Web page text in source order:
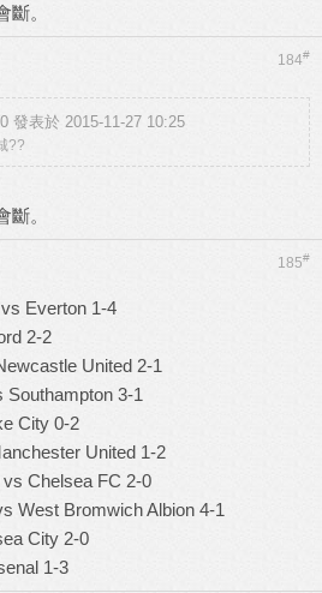
。
184#
發表於 2015-11-27 10:25
??
。
185#
vs Everton 1-4
2-2
United 2-1
3-1
City 0-2
United 1-2
vs Chelsea FC 2-0
West Bromwich Albion 4-1
City 2-0
1-3